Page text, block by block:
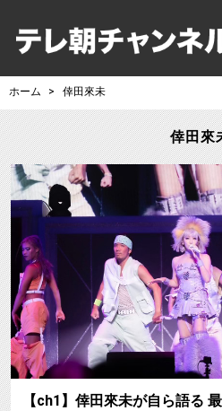
ホーム 倖田來未
倖田來
【ch1】倖田來未が自ら語る